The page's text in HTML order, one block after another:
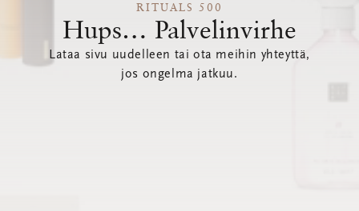
RITUALS 500
Hups… Palvelinvirhe
Lataa sivu uudelleen tai ota meihin yhteyttä,
jos ongelma jatkuu.